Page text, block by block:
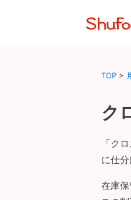
TOP >
ク
「ク
に仕
在庫